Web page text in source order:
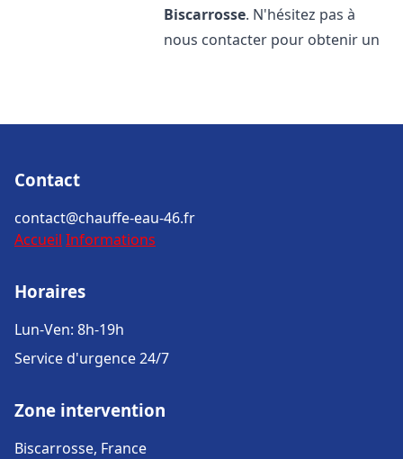
Biscarrosse. N'hésitez pas à
nous contacter pour obtenir un
Contact
contact@chauffe-eau-46.fr
Accueil Informations
Horaires
Lun-Ven: 8h-19h
Service d'urgence 24/7
Zone intervention
Biscarrosse, France